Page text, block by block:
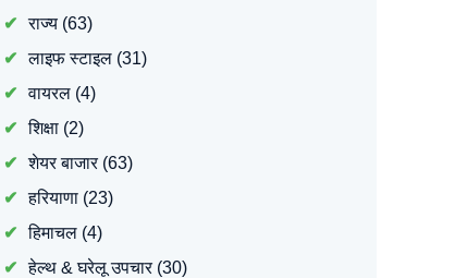
राज्य(63)
लाइफ स्टाइल(31)
वायरल(4)
शिक्षा(2)
शेयर बाजार(63)
हरियाणा(23)
हिमाचल(4)
हेल्थ & घरेलू उपचार(30)